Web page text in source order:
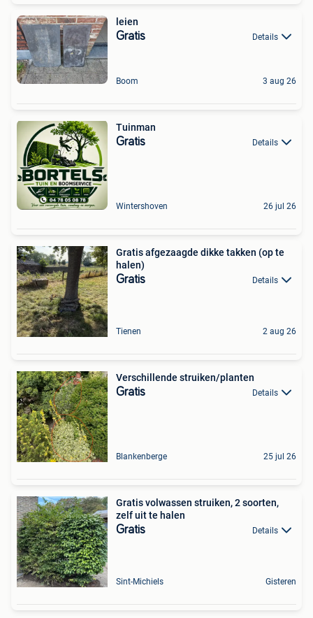
leien
Gratis Details
Boom 3 aug 26
Tuinman
Gratis Details
Wintershoven 26 jul 26
Gratis afgezaagde dikke takken (op te
halen)
Gratis Details
Tienen 2 aug 26
Verschillende struiken/planten
Gratis Details
Blankenberge 25 jul 26
Gratis volwassen struiken, 2 soorten,
zelf uit te halen
Gratis Details
Sint-Michiels Gisteren